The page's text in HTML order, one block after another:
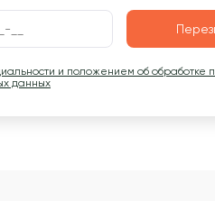
и положением об обработке
данных